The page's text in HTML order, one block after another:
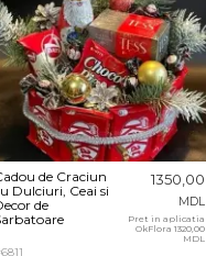
de Craciun
Dulciuri, Ceai si
de
1350,00
MDL
Pret in aplicatia
OkFlora 1320,00
MDL